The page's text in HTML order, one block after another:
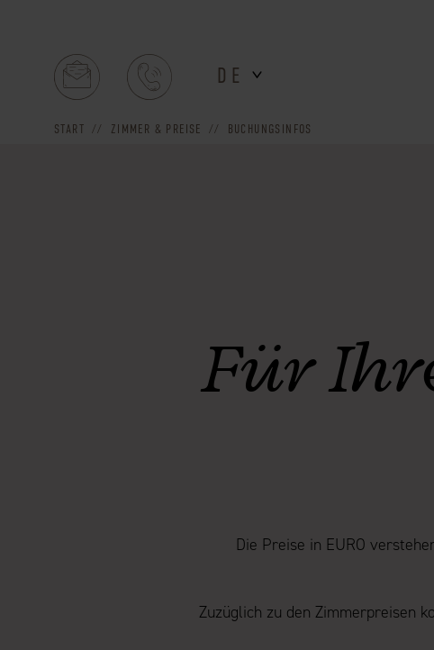
DE
START ZIMMER & PREISE BUCHUNGSINFOS
Für
Die Preise in EURO
Zuzüglich zu den Zimmerpreisen